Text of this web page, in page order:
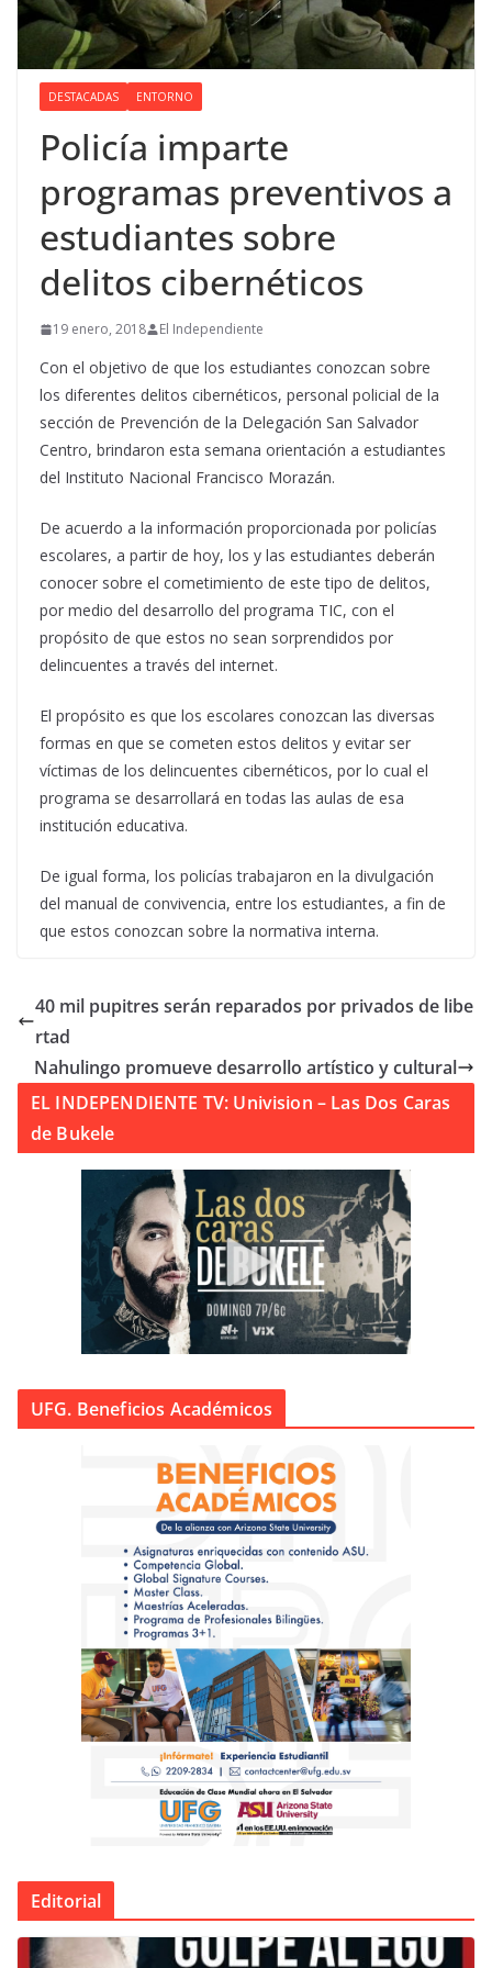
DESTACADAS ENTORNO
Policía imparte
programas preventivos a
estudiantes sobre
delitos cibernéticos
19 enero, 2018 El Independiente
Con el objetivo de que los estudiantes conozcan sobre
los diferentes delitos cibernéticos, personal policial de la
sección de Prevención de la Delegación San Salvador
Centro, brindaron esta semana orientación a estudiantes
del Instituto Nacional Francisco Morazán.
De acuerdo a la información proporcionada por policías
escolares, a partir de hoy, los y las estudiantes deberán
conocer sobre el cometimiento de este tipo de delitos,
por medio del desarrollo del programa TIC, con el
propósito de que estos no sean sorprendidos por
delincuentes a través del internet.
El propósito es que los escolares conozcan las diversas
formas en que se cometen estos delitos y evitar ser
víctimas de los delincuentes cibernéticos, por lo cual el
programa se desarrollará en todas las aulas de esa
institución educativa.
De igual forma, los policías trabajaron en la divulgación
del manual de convivencia, entre los estudiantes, a fin de
que estos conozcan sobre la normativa interna.
40 mil pupitres serán reparados por privados de libe
rtad
Nahulingo promueve desarrollo artístico y cultural
EL INDEPENDIENTE TV: Univision – Las Dos Caras
de Bukele
UFG. Beneficios Académicos
Editorial